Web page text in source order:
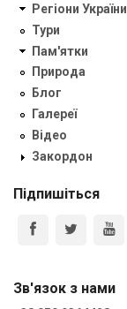
Регіони України
Тури
Пам'ятки
Природа
Блог
Галереї
Відео
Закордон
Підпишіться
Зв'язок з нами